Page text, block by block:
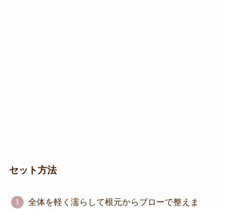
セット方法
全体を軽く濡らして根元からブローで整えま